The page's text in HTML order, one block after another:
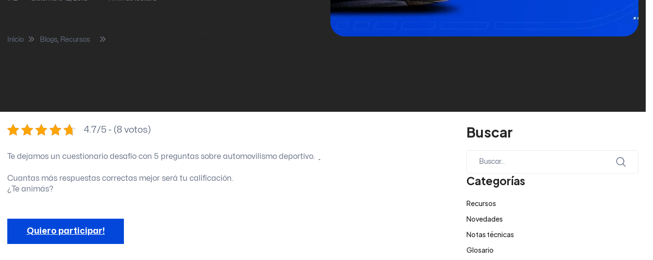
Inicio Blogs Recursos
4.7/5 - (8 votos)
Te dejamos un cuestionario desafío con 5 preguntas sobre automovilismo deportivo.
Cuantas más respuestas correctas mejor será tu calificación.
¿Te animás?
Quiero participar!
Buscar
Categorías
Recursos
Novedades
Notas técnicas
Glosario